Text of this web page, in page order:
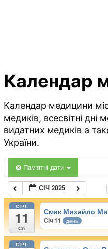
Календар
Календар медицини
медиків, всесвітні дні
видатних медиків а
України.
Пам'ятні дати
СІЧ 2025
СІЧ
11
Сб
Смик Михайло
Січ 11 день
СІЧ